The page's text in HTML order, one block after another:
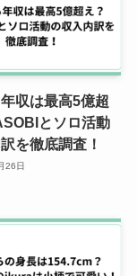
収は最高5億超
とソロ活動
を徹底調査！
26日